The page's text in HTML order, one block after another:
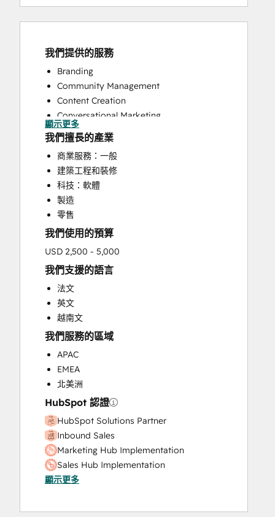
我們提供的服務
Branding
Community Management
Content Creation
Conversational Marketing
CRM Implementation
CRM Migration
Custom API Integrations
Customer Marketing
Customer Success Training
Customer Support Training
Customer Survey and Analysis
Email Marketing
Full Inbound Marketing Services
Help Desk Implementation
Knowledge Base Development
Paid Advertising
Public Relations
Sales and Marketing Alignment
Sales Coaching and Training
Sales Enablement
Search Engine Optimization
Social Media
Video Production
Website Design
Website Development
Website Migration
顯示更多
我們擅長的產業
商業服務：一般
建築工程和裝修
科技：軟體
製造
零售
我們使用的預算
USD 2,500 - 5,000
我們支援的語言
法文
英文
越南文
我們服務的區域
APAC
EMEA
北美洲
HubSpot 認證
HubSpot Solutions Partner
Inbound Sales
Marketing Hub Implementation
Sales Hub Implementation
顯示更多